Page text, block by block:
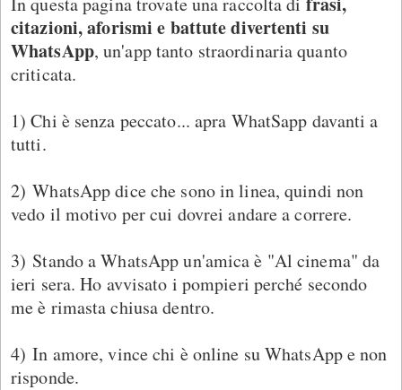
citazioni, aforismi e battute divertenti su
WhatsApp, un'app tanto straordinaria quanto
criticata.
1) Chi è senza peccato... apra WhatSapp davanti a
tutti.
2) WhatsApp dice che sono in linea, quindi non
vedo il motivo per cui dovrei andare a correre.
3) Stando a WhatsApp un'amica è "Al cinema" da
ieri sera. Ho avvisato i pompieri perché secondo
me è rimasta chiusa dentro.
4) In amore, vince chi è online su WhatsApp e non
risponde.